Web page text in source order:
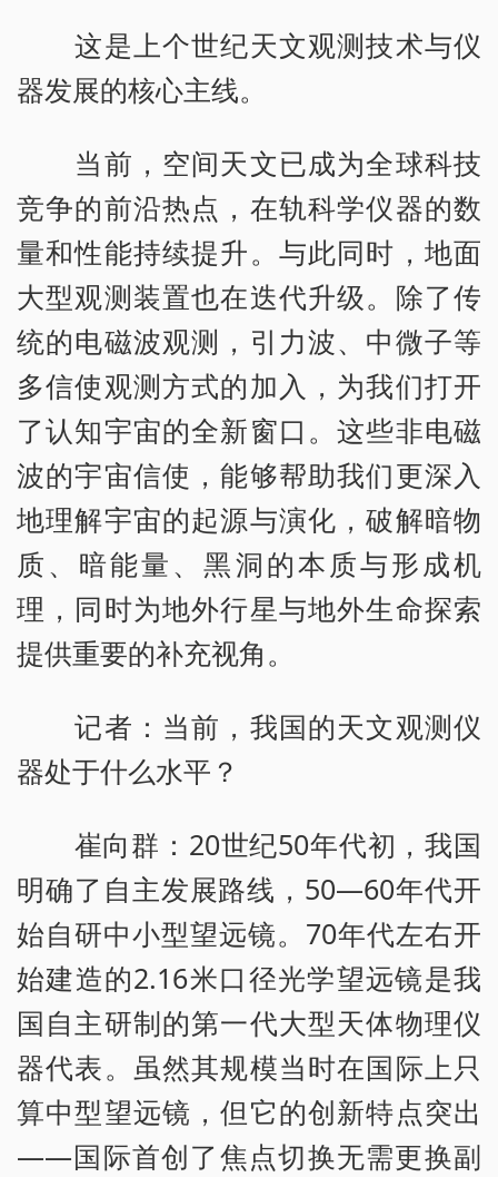
这是上个世纪天文观测技术与仪
器发展的核心主线。
当前，空间天文已成为全球科技
竞争的前沿热点，在轨科学仪器的数
量和性能持续提升。与此同时，地面
大型观测装置也在迭代升级。除了传
统的电磁波观测，引力波、中微子等
多信使观测方式的加入，为我们打开
了认知宇宙的全新窗口。这些非电磁
波的宇宙信使，能够帮助我们更深入
地理解宇宙的起源与演化，破解暗物
质、暗能量、黑洞的本质与形成机
理，同时为地外行星与地外生命探索
提供重要的补充视角。
记者：当前，我国的天文观测仪
器处于什么水平？
崔向群：20世纪50年代初，我国
明确了自主发展路线，50—60年代开
始自研中小型望远镜。70年代左右开
始建造的2.16米口径光学望远镜是我
国自主研制的第一代大型天体物理仪
器代表。虽然其规模当时在国际上只
算中型望远镜，但它的创新特点突出
——国际首创了焦点切换无需更换副